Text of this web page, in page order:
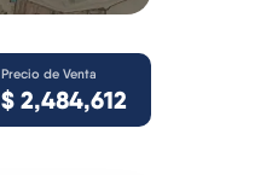
Precio de Venta
$ 2,484,612